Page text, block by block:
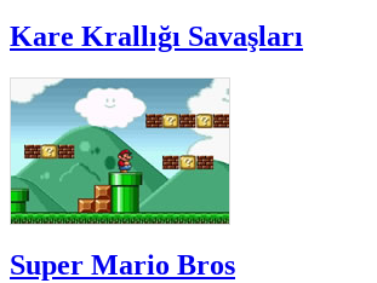
Kare Krallığı Savaşları
Super Mario Bros